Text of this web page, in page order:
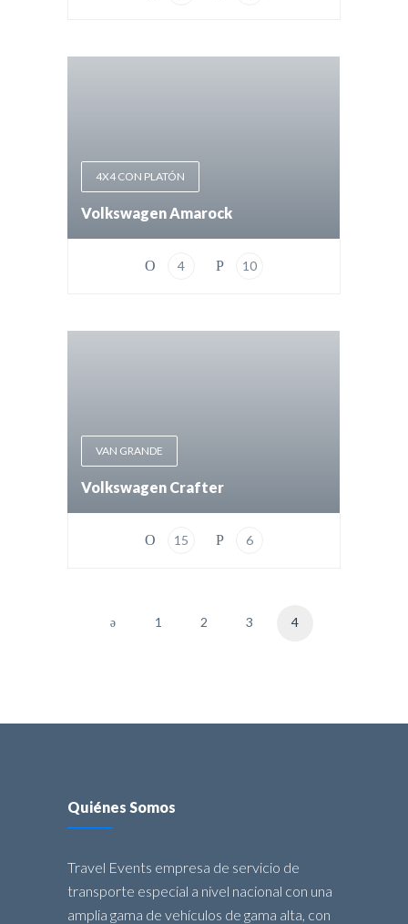
4X4 CON PLATÓN
Volkswagen Amarock
4 10
VAN GRANDE
Volkswagen Crafter
15 6
1 2 3 4
Quiénes Somos
Travel Events empresa de servicio de
transporte especial a nivel nacional con una
amplia gama de vehículos de gama alta, con